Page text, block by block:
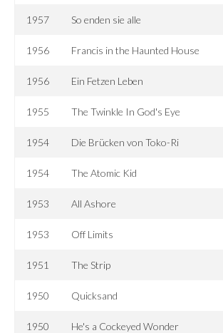
1957 So enden sie alle
1956 Francis in the Haunted House
1956 Ein Fetzen Leben
1955 The Twinkle In God's Eye
1954 Die Brücken von Toko-Ri
1954 The Atomic Kid
1953 All Ashore
1953 Off Limits
1951 The Strip
1950 Quicksand
1950 He's a Cockeyed Wonder